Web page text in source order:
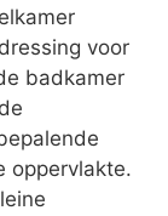
voor
badkamer
oppervlakte.